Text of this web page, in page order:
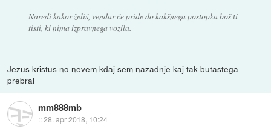
Naredi kakor želiš, vendar če pride do kakšnega postopka boš ti
tisti, ki nima izpravnega vozila.
Jezus kristus no nevem kdaj sem nazadnje kaj tak butastega
prebral
mm888mb
::28. apr 2018, 10:24